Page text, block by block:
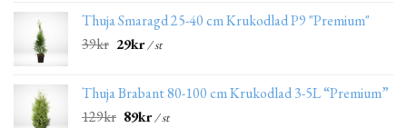
Thuja Smaragd 25-40 cm Krukodlad P9 "Premium"
39kr 29kr/ st
Thuja Brabant 80-100 cm Krukodlad 3-5L “Premium”
129kr 89kr/ st